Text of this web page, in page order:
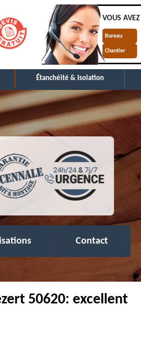
VOUS
Bureau
Chantier
Étanchéité & Isolation
Contact
50620: excellent